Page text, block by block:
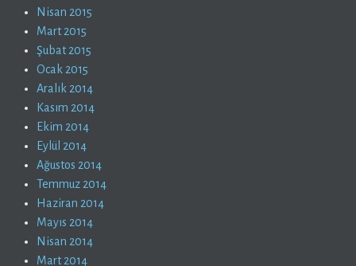
Nisan 2015
Mart 2015
Şubat 2015
Ocak 2015
Aralık 2014
Kasım 2014
Ekim 2014
Eylül 2014
Ağustos 2014
Temmuz 2014
Haziran 2014
Mayıs 2014
Nisan 2014
Mart 2014